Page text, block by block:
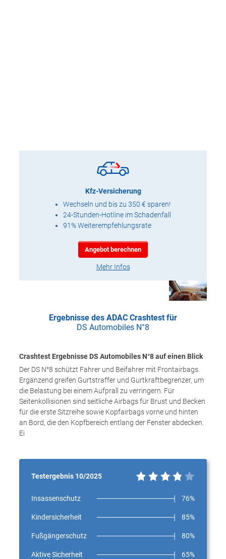
Kfz-Versicherung
Wechseln und bis zu 350 € sparen!
24-Stunden-Hotline im Schadenfall
91% Weiterempfehlungsrate
Angebot berechnen
Mehr Infos
Ergebnisse des ADAC Crashtest für
DS Automobiles N°8
Crashtest Ergebnisse DS Automobiles N°8 auf einen Blick
Der DS N°8 schützt Fahrer und Beifahrer mit Frontairbags.
Ergänzend greifen Gurtstraffer und Gurtkraftbegrenzer, um
die Belastung bei einem Aufprall zu verringern. Für
Seitenkollisionen sind seitliche Airbags für Brust und Becken
für die erste Sitzreihe sowie Kopfairbags vorne und hinten
an Bord, die den Kopfbereich entlang der Fenster abdecken.
Ei
Testergebnis 10/2025
Insassenschutz 76%
Kindersicherheit 85%
Fußgängerschutz 80%
Aktive Sicherheit 65%